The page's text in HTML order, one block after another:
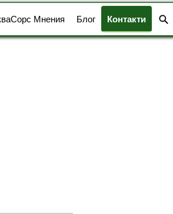
Мнения Блог Контакти